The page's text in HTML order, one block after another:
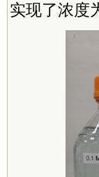
实现了浓度